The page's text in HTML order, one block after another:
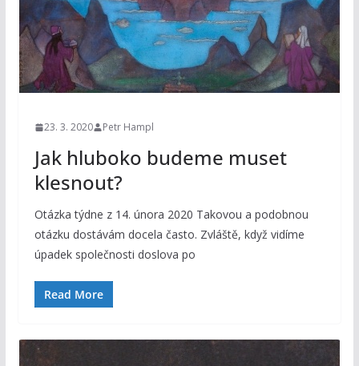
23. 3. 2020 Petr Hampl
Jak hluboko budeme muset
klesnout?
Otázka týdne z 14. února 2020 Takovou a podobnou
otázku dostávám docela často. Zvláště, když vidíme
úpadek společnosti doslova po
Read More